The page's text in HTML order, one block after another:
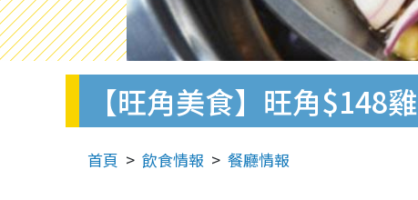
【旺角美食】旺角
首頁 飲食情報 餐廳情報